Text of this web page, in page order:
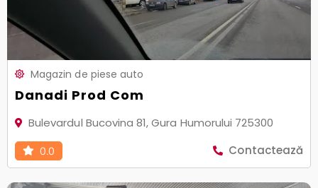
Magazin de piese auto
Danadi Prod Com
Bulevardul Bucovina 81, Gura Humorului 725300
0.0 Contactează